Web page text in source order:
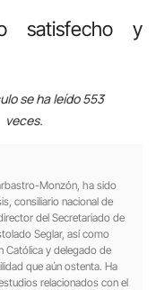
satisfecho y
se ha leído 553
veces.
Monzón, ha sido
consiliario nacional de
del Secretariado de
Seglar, así como
Católica y delegado de
que aún ostenta. Ha
relacionados con el